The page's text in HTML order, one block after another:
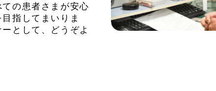
の患者さまが安心
指してまいりま
として、どうぞよ